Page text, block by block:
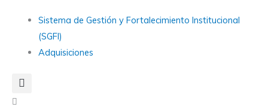
Main
Sistema de Gestión y Fortalecimiento Institucional
(SGFI)
Adquisiciones
Main